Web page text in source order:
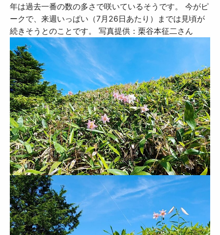
年は過去一番の数の多さで咲いているそうです。 今がピ
ークで、来週いっぱい（7月26日あたり）までは見頃が
続きそうとのことです。 写真提供：栗谷本征二さん